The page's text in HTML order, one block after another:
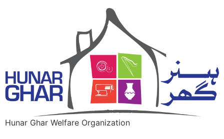
Hunar Ghar Welfare Organization